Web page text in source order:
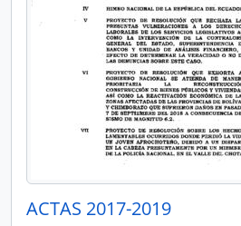
ACTAS 2017-2019